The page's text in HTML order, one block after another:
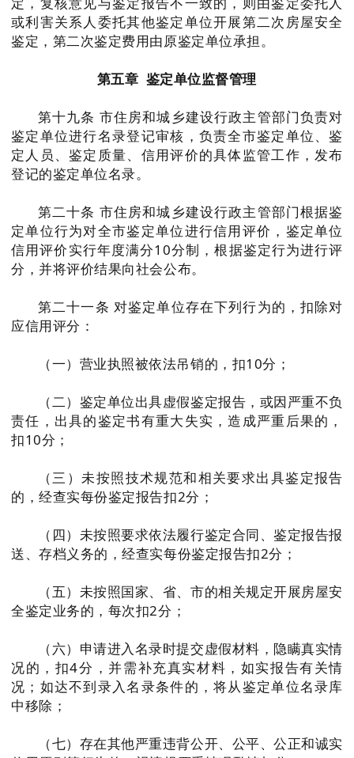
或利害关系人委托其他鉴定单位开展第二次房屋安全
鉴定，第二次鉴定费用由原鉴定单位承担。
第五章 鉴定单位监督管理
第十九条 市住房和城乡建设行政主管部门负责对
鉴定单位进行名录登记审核，负责全市鉴定单位、鉴
定人员、鉴定质量、信用评价的具体监管工作，发布
登记的鉴定单位名录。
第二十条 市住房和城乡建设行政主管部门根据鉴
定单位行为对全市鉴定单位进行信用评价，鉴定单位
信用评价实行年度满分10分制，根据鉴定行为进行评
分，并将评价结果向社会公布。
第二十一条 对鉴定单位存在下列行为的，扣除对
应信用评分：
（一）营业执照被依法吊销的，扣10分；
（二）鉴定单位出具虚假鉴定报告，或因严重不负
责任，出具的鉴定书有重大失实，造成严重后果的，
扣10分；
（三）未按照技术规范和相关要求出具鉴定报告
的，经查实每份鉴定报告扣2分；
（四）未按照要求依法履行鉴定合同、鉴定报告报
送、存档义务的，经查实每份鉴定报告扣2分；
（五）未按照国家、省、市的相关规定开展房屋安
全鉴定业务的，每次扣2分；
（六）申请进入名录时提交虚假材料，隐瞒真实情
况的，扣4分，并需补充真实材料，如实报告有关情
况；如达不到录入名录条件的，将从鉴定单位名录库
中移除；
（七）存在其他严重违背公开、公平、公正和诚实